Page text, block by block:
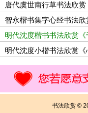
唐代虞世南行草书法欣
智永楷书集字心经书法欣
明代沈度楷书书法欣赏《
明代沈度小楷书法欣赏《
书法欣赏 ©